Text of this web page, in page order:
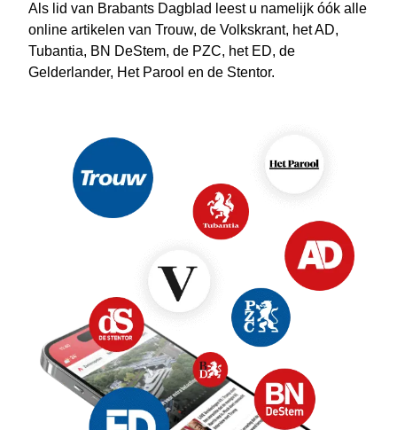
Als lid van Brabants Dagblad leest u namelijk óók alle
online artikelen van Trouw, de Volkskrant, het AD,
Tubantia, BN DeStem, de PZC, het ED, de
Gelderlander, Het Parool en de Stentor.